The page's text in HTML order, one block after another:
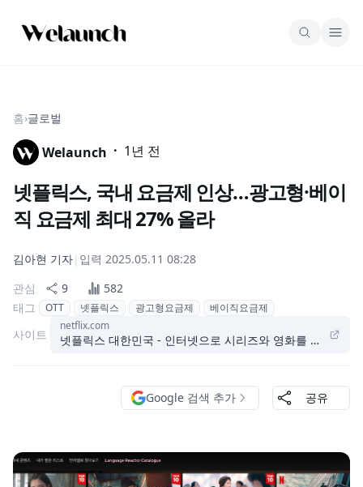
홈›글로벌
Welaunch · 1년 전
넷플릭스, 국내 요금제 인상…광고형·베이
직 요금제 최대 27% 올라
김아현 기자| 입력 2025.05.11 08:28
관심
9
582
태그
OTT 넷플릭스 광고형요금제 베이직요금제
사이트
netflix.com
넷플릭스 대한민국 - 인터넷으로 시리즈와 영화를 시청하세
Google 검색 추가 공유